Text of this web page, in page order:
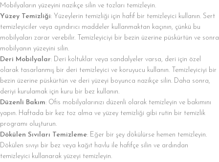
Mobilyaların yüzeyini nazikçe silin ve tozları temizleyin.
Yüzey Temizliği: Yüzeylerin temizliği için hafif bir temizleyici kullanın. Sert
temizleyiciler veya aşındırıcı maddeler kullanmaktan kaçının, çünkü bu
mobilyaları zarar verebilir. Temizleyiciyi bir bezin üzerine püskürtün ve sonra
mobilyanın yüzeyini silin.
Deri Mobilyalar: Deri koltuklar veya sandalyeler varsa, deri için özel
olarak tasarlanmış bir deri temizleyici ve koruyucu kullanın. Temizleyiciyi bir
bezin üzerine püskürtün ve deri yüzeyi boyunca nazikçe silin. Daha sonra,
deriyi kurulamak için kuru bir bez kullanın.
Düzenli Bakım: Ofis mobilyalarınızı düzenli olarak temizleyin ve bakımını
yapın. Haftada bir kez toz alma ve yüzey temizliği gibi rutin bir temizlik
programı oluşturun.
Dökülen Sıvıları Temizleme: Eğer bir şey dökülürse hemen temizleyin.
Dökülen sıvıyı bir bez veya kağıt havlu ile hafifçe silin ve ardından
temizleyici kullanarak yüzeyi temizleyin.